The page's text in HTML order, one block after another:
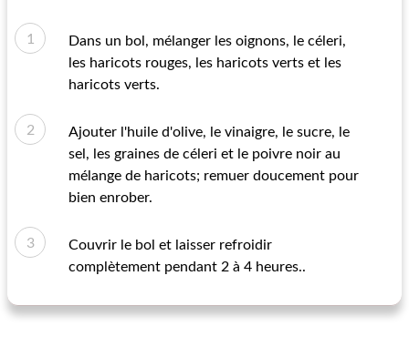
Dans un bol, mélanger les oignons, le céleri,
les haricots rouges, les haricots verts et les
haricots verts.
Ajouter l'huile d'olive, le vinaigre, le sucre, le
sel, les graines de céleri et le poivre noir au
mélange de haricots; remuer doucement pour
bien enrober.
Couvrir le bol et laisser refroidir
complètement pendant 2 à 4 heures..